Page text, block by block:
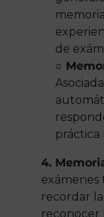
de
○
práctica
4.
exámenes
recordar
reconocer